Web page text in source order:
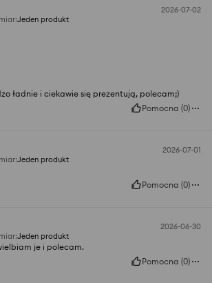
2026-07-02
:Jeden produkt
ładnie i ciekawie się prezentują, polecam;)
Pomocna (0)
2026-07-01
:Jeden produkt
Pomocna (0)
2026-06-30
:Jeden produkt
je i polecam.
Pomocna (0)